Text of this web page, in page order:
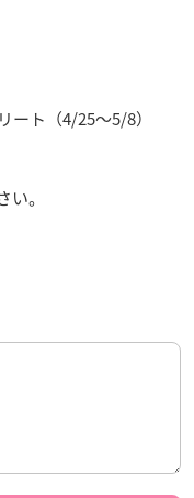
ート（4/25～5/8）
。